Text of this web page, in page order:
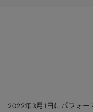
2022年3月1日にパフォー